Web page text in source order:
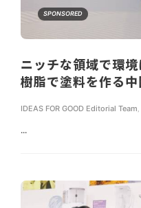
SPONSORED
ニッチな領域で環
樹脂で塗料を作る中
IDEAS FOR GOOD Editorial Team
...